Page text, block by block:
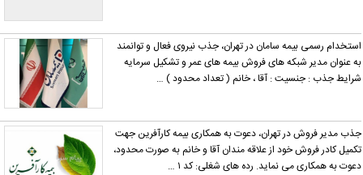
رسمی بیمه سامان در تهران، جذب نیروی فعال و توانمند
عنوان مدیر شبکه های فروش بیمه های عمر و تشکیل سرمایه
جذب : جنسیت : آقا ، خانم ( تعداد محدود ) …
مدیر فروش در تهران، دعوت به همکاری بیمه کارآفرین جهت
کادر فروش خود از علاقه مندان آقا و خانم به صورت محدود،
به همکاری می نماید. رده های شغلی: کد ۱ …